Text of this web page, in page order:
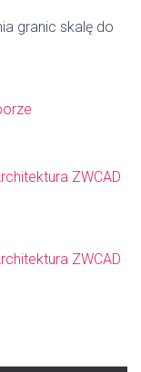
granic skalę do
ZWCAD
ZWCAD